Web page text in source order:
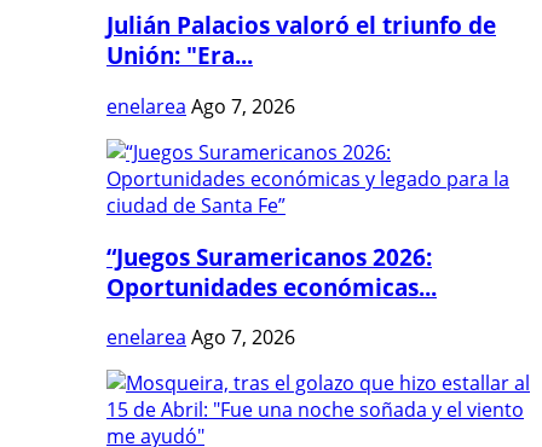
Julián Palacios valoró el triunfo de
Unión: "Era...
enelarea Ago 7, 2026
“Juegos Suramericanos 2026:
Oportunidades económicas...
enelarea Ago 7, 2026